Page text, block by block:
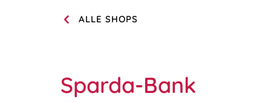
ALLE SHOPS
Sparda-Bank